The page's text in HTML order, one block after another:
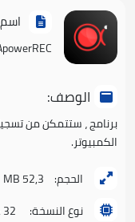
اسم
الوصف:
برنامج ، ستتمكن من
الكمبيوتر.
الحجم: 52,3 MB
نوع النسخة:
32 & 64 bit